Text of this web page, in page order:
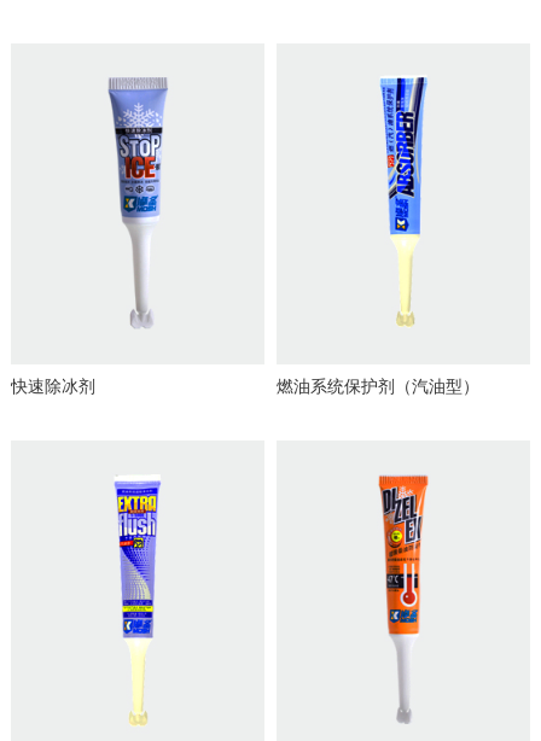
快速除冰剂 燃油系统保护剂（汽油型）